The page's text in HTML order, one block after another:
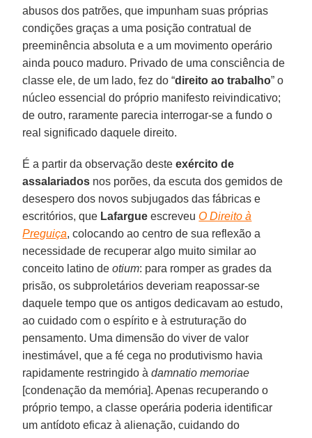
abusos dos patrões, que impunham suas próprias
condições graças a uma posição contratual de
preeminência absoluta e a um movimento operário
ainda pouco maduro. Privado de uma consciência de
classe ele, de um lado, fez do “direito ao trabalho” o
núcleo essencial do próprio manifesto reivindicativo;
de outro, raramente parecia interrogar-se a fundo o
real significado daquele direito.
É a partir da observação desteexército de
assalariados nos porões, da escuta dos gemidos de
desespero dos novos subjugados das fábricas e
escritórios, que Lafargue escreveuO Direito à
Preguiça, colocando ao centro de sua reflexão a
necessidade de recuperar algo muito similar ao
conceito latino deotium: para romper as grades da
prisão, os subproletários deveriam reapossar-se
daquele tempo que os antigos dedicavam ao estudo,
ao cuidado com o espírito e à estruturação do
pensamento. Uma dimensão do viver de valor
inestimável, que a fé cega no produtivismo havia
rapidamente restringido àdamnatio memoriae
[condenação da memória]. Apenas recuperando o
próprio tempo, a classe operária poderia identificar
um antídoto eficaz à alienação, cuidando do